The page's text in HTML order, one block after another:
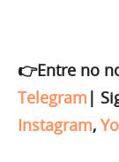
👉Entre no
Telegram |
Instagram,